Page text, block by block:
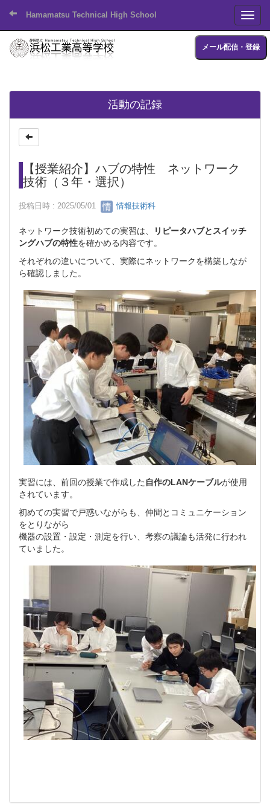
Hamamatsu Technical High School
メール配信・登録
活動の記録
【授業紹介】ハブの特性 ネットワーク
技術（３年・選択）
投稿日時 : 2025/05/01 情報技術科
ネットワーク技術初めての実習は、
リピータハブとスイッチ
ングハブの特性を確かめる内容です。
それぞれの違いについて、実際にネットワークを構築しなが
ら確認しました。
実習には、前回の授業で作成した 自作のLANケーブルが使用
されています。
初めての実習で戸惑いながらも、仲間とコミュニケーション
をとりながら
機器の設置・設定・測定を行い、考察の議論も活発に行われ
ていました。